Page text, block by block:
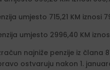
umjesto 715,21 KM iznosi
umjesto 2996,40 KM
najniže penzije iz člana
ostvaruju nakon 1.